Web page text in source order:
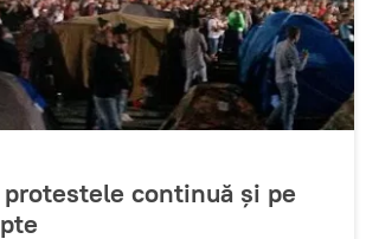
protestele continuă şi pe